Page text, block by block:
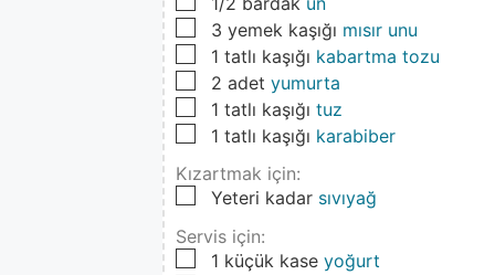
▢
3 yemek kaşığı mısır unu
▢
1 tatlı kaşığı kabartma tozu
▢
2 adet yumurta
▢
1 tatlı kaşığı tuz
▢
1 tatlı kaşığı karabiber
Kızartmak için:
▢
Yeteri kadar sıvıyağ
Servis için:
▢
1 küçük kase yoğurt